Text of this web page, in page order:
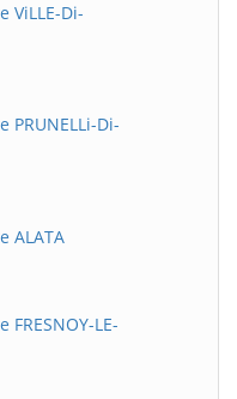
ViLLE-Di-
Di-
ALATA
LE-